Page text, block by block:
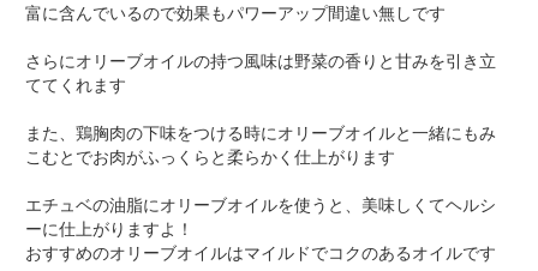
富に含んでいるので効果もパワーアップ間違い無しです
さらにオリーブオイルの持つ風味は野菜の香りと甘みを引き立
ててくれます
また、鶏胸肉の下味をつける時にオリーブオイルと一緒にもみ
こむとでお肉がふっくらと柔らかく仕上がります
エチュベの油脂にオリーブオイルを使うと、美味しくてヘルシ
ーに仕上がりますよ！
おすすめのオリーブオイルはマイルドでコクのあるオイルです